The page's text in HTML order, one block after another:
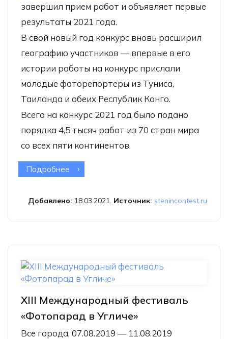
завершил прием работ и объявляет первые
результаты 2021 года.
В свой новый год конкурс вновь расширил
географию участников — впервые в его
истории работы на конкурс прислали
молодые фоторепортеры из Туниса,
Таиланда и обеих Республик Конго.
Всего на конкурс 2021 год было подано
порядка 4,5 тысяч работ из 70 стран мира
со всех пяти континентов.
Подробнее о Конкурс памяти Андрея Стенина
Добавлено: 18.03.2021. Источник: stenincontest.ru
XIII Международный фестиваль
«Фотопарад в Угличе»
Все города, 07.08.2019 — 11.08.2019